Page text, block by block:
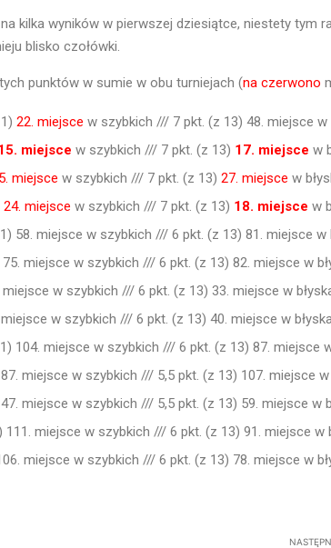
kilka wyników w pierwszej dziesiątce, niestety tym
blisko czołówki.
punktów w sumie w obu turniejach (na czerwono
22. miejsce w szybkich /// 7 pkt. (z 13) 48. miejsce w
miejsce w szybkich /// 7 pkt. (z 13) 17. miejsce w
miejsce w szybkich /// 7 pkt. (z 13) 27. miejsce w
24. miejsce w szybkich /// 7 pkt. (z 13) 18. miejsce w
58. miejsce w szybkich /// 6 pkt. (z 13) 81. miejsce w
miejsce w szybkich /// 6 pkt. (z 13) 82. miejsce w
w szybkich /// 6 pkt. (z 13) 33. miejsce w
w szybkich /// 6 pkt. (z 13) 40. miejsce w
104. miejsce w szybkich /// 6 pkt. (z 13) 87. miejsce
miejsce w szybkich /// 5,5 pkt. (z 13) 107. miejsce w
miejsce w szybkich /// 5,5 pkt. (z 13) 59. miejsce w
miejsce w szybkich /// 6 pkt. (z 13) 91. miejsce w
miejsce w szybkich /// 6 pkt. (z 13) 78. miejsce w